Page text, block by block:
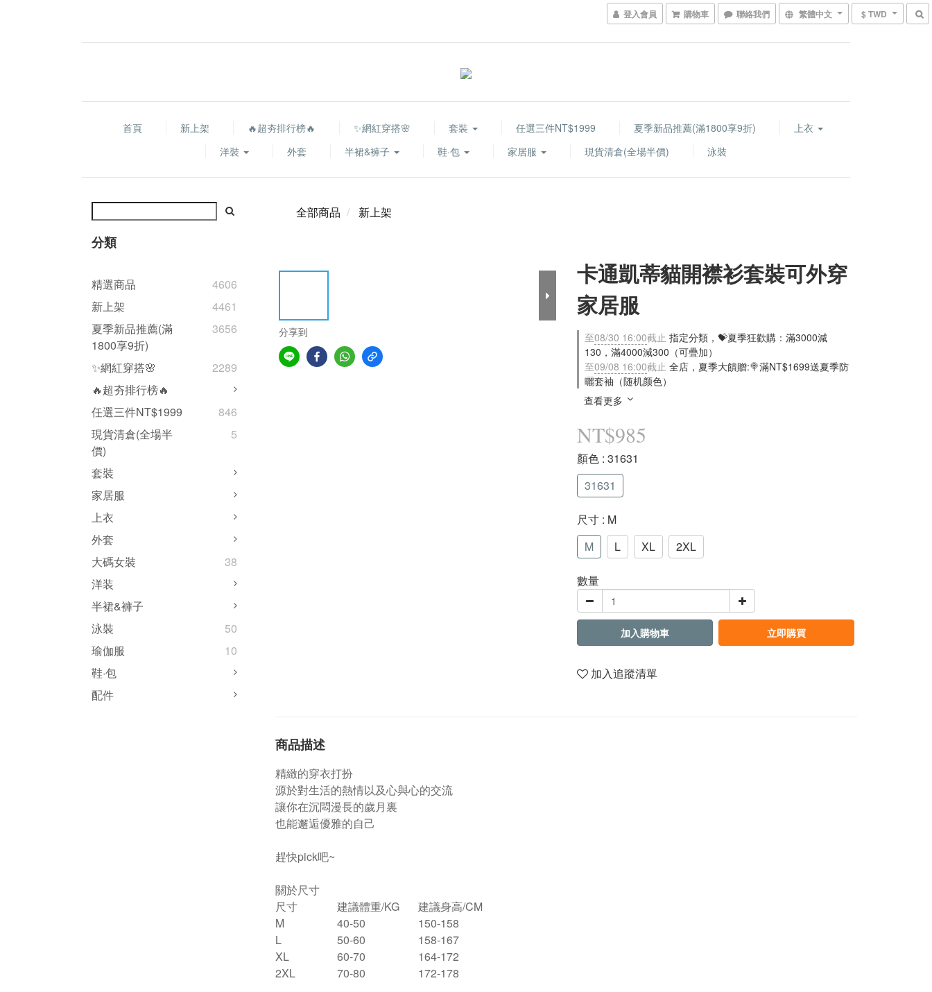
登入會員 購物車 聯絡我們 繁體中文 $ TWD
首頁 新上架 🔥超夯排行榜🔥 ✨網紅穿搭🌸 套裝 任選三件NT$1999 夏季新品推薦(滿1800享9折)
上衣
洋裝
外套 半裙&褲子 鞋·包 家居服 現貨清倉(全場半價) 泳裝
分類
精選商品
4606
新上架
4461
夏季新品推薦(滿
1800享9折)
3656
✨網紅穿搭🌸
2289
🔥超夯排行榜🔥
任選三件NT$1999
846
現貨清倉(全場半
價)
5
套裝
家居服
上衣
外套
大碼女裝
38
洋装
半裙&褲子
泳裝
50
瑜伽服
10
鞋·包
配件
全部商品 新上架
分享到
卡通凱蒂貓開襟衫套裝可外穿
家居服
至08/30 16:00截止 指定分類，💝夏季狂歡購：滿3000減
130，滿4000減300（可疊加）
至09/08 16:00截止 全店，夏季大饋贈:🍭滿NT$1699送夏季防
曬套袖（随机颜色）
查看更多
NT$985
顏色 : 31631
31631
尺寸 : M
M
L XL 2XL
數量
加入購物車 立即購買
加入追蹤清單
商品描述
精緻的穿衣打扮
源於對生活的熱情以及心與心的交流
讓你在沉悶漫長的歲月裏
也能邂逅優雅的自己
趕快pick吧~
關於尺寸
尺寸
建議體重/KG
建議身高/CM
M
40-50
150-158
L
50-60
158-167
XL
60-70
164-172
2XL
70-80 172-178